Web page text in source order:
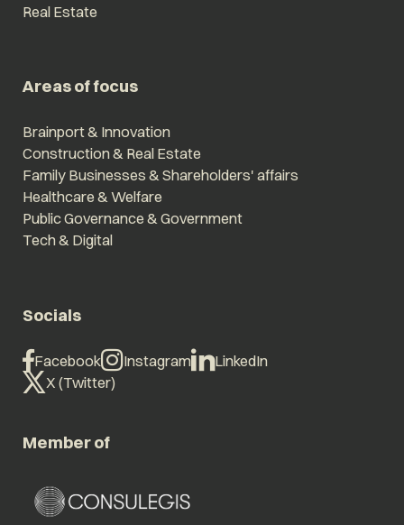
Real Estate
Areas of focus
Brainport & Innovation
Construction & Real Estate
Family Businesses & Shareholders' affairs
Healthcare & Welfare
Public Governance & Government
Tech & Digital
Socials
Facebook Instagram
LinkedIn
X (Twitter)
Member of